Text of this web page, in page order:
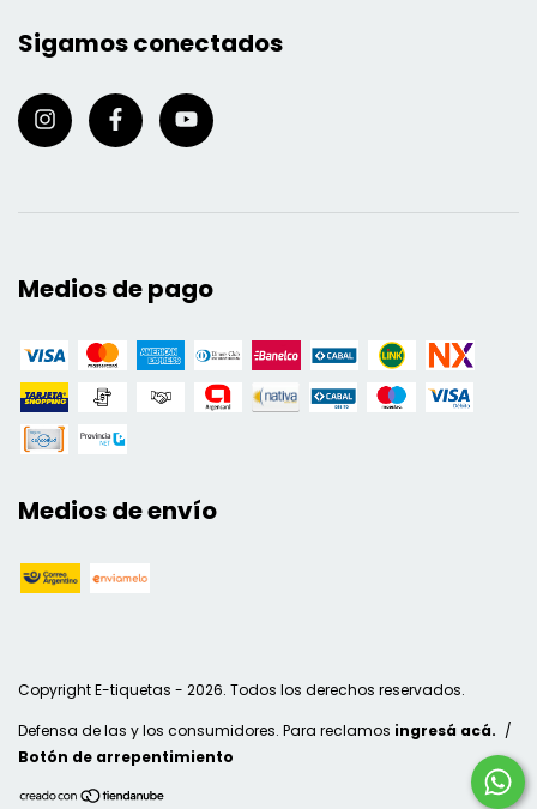
Sigamos conectados
Medios de pago
Medios de envío
Copyright E-tiquetas - 2026. Todos los derechos reservados.
Defensa de las y los consumidores. Para reclamos ingresá acá. /
Botón de arrepentimiento